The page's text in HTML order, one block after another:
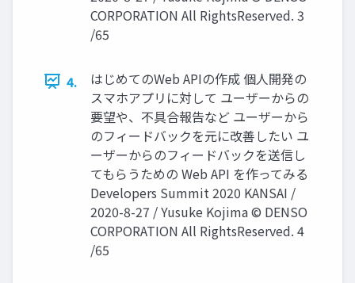
CORPORATION All RightsReserved. 3
/65
4.
はじめてのWeb APIの作成 個人開発の
スマホアプリに対して ユーザーからの
要望や、不具合報告など ユーザーから
のフィードバックを元に改善したい ユ
ーザーからのフィードバックを送信し
てもらうための Web API を作ってみる
Developers Summit 2020 KANSAI /
2020-8-27 / Yusuke Kojima © DENSO
CORPORATION All RightsReserved. 4
/65